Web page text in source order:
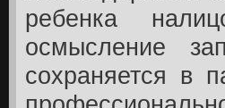
ребенка
осмысление
сохраняется в